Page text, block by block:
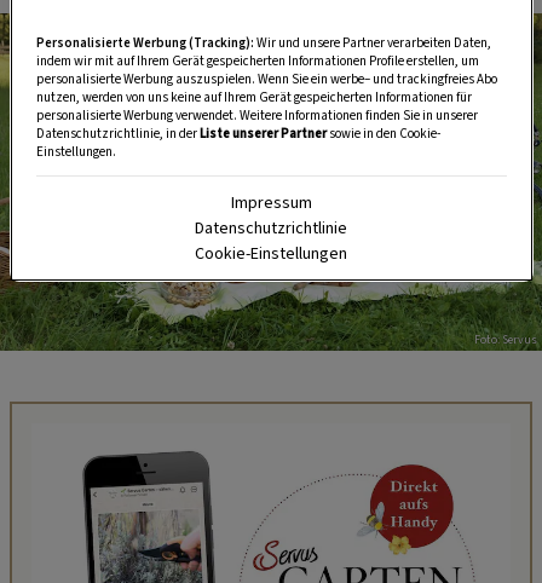
Foto: Servus
Personalisierte Werbung (Tracking): Wir und unsere Partner verarbeiten Daten,
indem wir mit auf Ihrem Gerät gespeicherten Informationen Profile erstellen, um
personalisierte Werbung auszuspielen. Wenn Sie ein werbe– und trackingfreies Abo
nutzen, werden von uns keine auf Ihrem Gerät gespeicherten Informationen für
personalisierte Werbung verwendet. Weitere Informationen finden Sie in unserer
Datenschutzrichtlinie, in derListe unserer Partnersowie in den Cookie-
Einstellungen.
Impressum
Datenschutzrichtlinie
Cookie-Einstellungen